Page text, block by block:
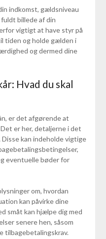
indkomst, gældsniveau
billede af din
vigtigt at have styr på
tiden og holde gælden i
og dermed dine
Hvad du skal
er det afgørende at
er her, detaljerne i det
kan indeholde vigtige
eventuelle bøder for
om, hvordan
kan påvirke dine
småt kan hjælpe dig med
senere hen, såsom
tilbagebetalingskrav.